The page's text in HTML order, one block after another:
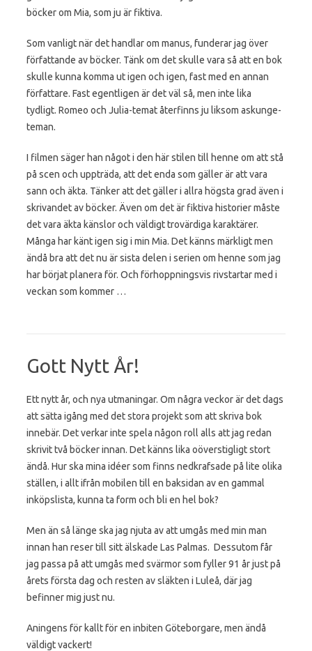
böcker om Mia, som ju är fiktiva.
Som vanligt när det handlar om manus, funderar jag över
författande av böcker. Tänk om det skulle vara så att en bok
skulle kunna komma ut igen och igen, fast med en annan
författare. Fast egentligen är det väl så, men inte lika
tydligt. Romeo och Julia-temat återfinns ju liksom askunge-
teman.
I filmen säger han något i den här stilen till henne om att stå
på scen och uppträda, att det enda som gäller är att vara
sann och äkta. Tänker att det gäller i allra högsta grad även i
skrivandet av böcker. Även om det är fiktiva historier måste
det vara äkta känslor och väldigt trovärdiga karaktärer.
Många har känt igen sig i min Mia. Det känns märkligt men
ändå bra att det nu är sista delen i serien om henne som jag
har börjat planera för. Och förhoppningsvis rivstartar med i
veckan som kommer …
Gott Nytt År!
Ett nytt år, och nya utmaningar. Om några veckor är det dags
att sätta igång med det stora projekt som att skriva bok
innebär. Det verkar inte spela någon roll alls att jag redan
skrivit två böcker innan. Det känns lika oöverstigligt stort
ändå. Hur ska mina idéer som finns nedkrafsade på lite olika
ställen, i allt ifrån mobilen till en baksidan av en gammal
inköpslista, kunna ta form och bli en hel bok?
Men än så länge ska jag njuta av att umgås med min man
innan han reser till sitt älskade Las Palmas. Dessutom får
jag passa på att umgås med svärmor som fyller 91 år just på
årets första dag och resten av släkten i Luleå, där jag
befinner mig just nu.
Aningens för kallt för en inbiten Göteborgare, men ändå
väldigt vackert!